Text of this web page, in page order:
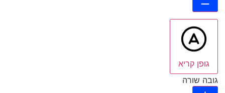
גופן קריא
גובה שורה